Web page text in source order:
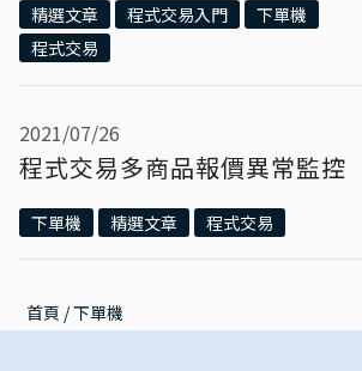
精選文章 程式交易入門
下單機
程式交易
2021/07/26
程式交易多商品報價異常監控
下單機 精選文章 程式交易
首頁 / 下單機